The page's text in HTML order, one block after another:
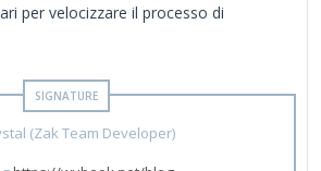
per velocizzare il processo di
(Zak Team Developer)